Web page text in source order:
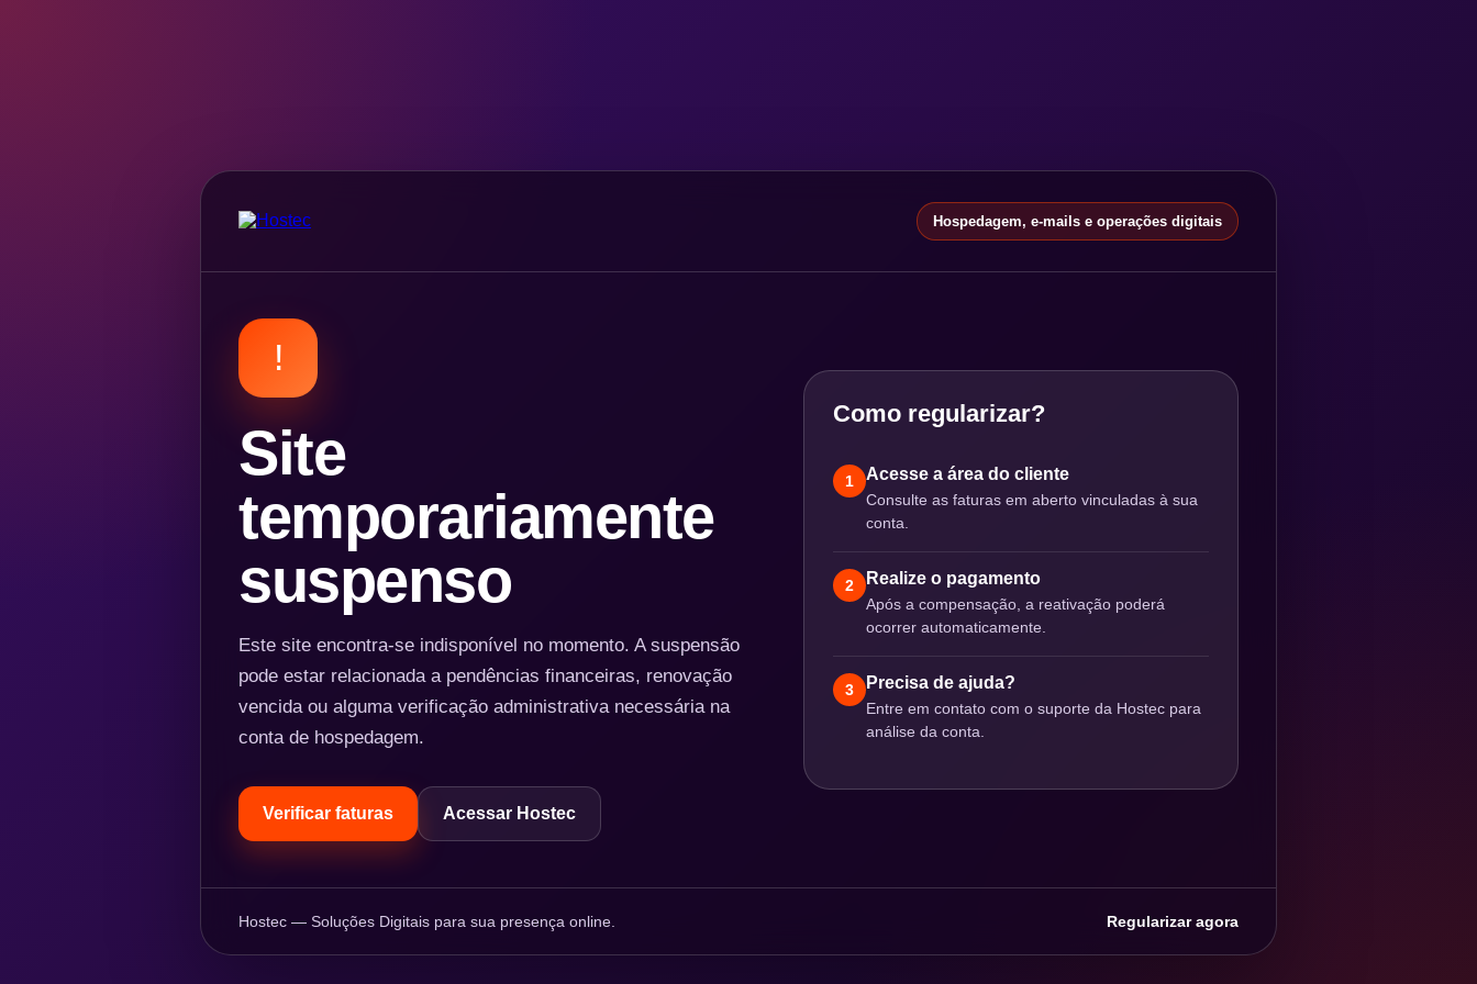
Hospedagem, e-mails e operações digitais
!
Site
temporariamente
suspenso
Este site encontra-se indisponível no momento. A suspensão
pode estar relacionada a pendências financeiras, renovação
vencida ou alguma verificação administrativa necessária na
conta de hospedagem.
Verificar faturas Acessar Hostec
Como regularizar?
1 Acesse a área do cliente
Consulte as faturas em aberto vinculadas à sua
conta.
2 Realize o pagamento
Após a compensação, a reativação poderá
ocorrer automaticamente.
3 Precisa de ajuda?
Entre em contato com o suporte da Hostec para
análise da conta.
Hostec — Soluções Digitais para sua presença online. Regularizar agora